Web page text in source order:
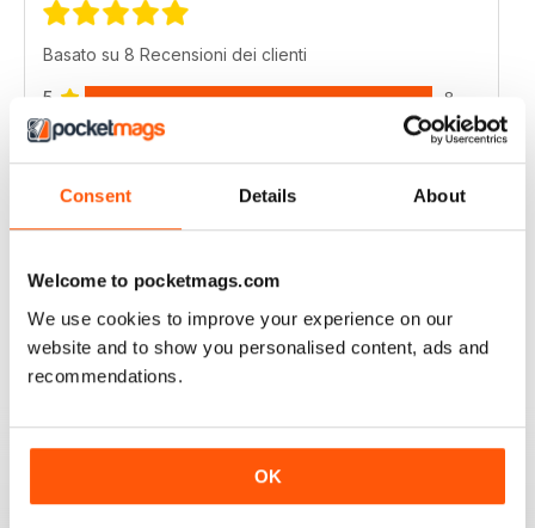
Consent Details About
Welcome to pocketmags.com
We use cookies to improve your experience on our
website and to show you personalised content, ads and
recommendations.
OK
Basato su 8 Recensioni dei clienti
5 8
4 0
VISUALIZZA LE RECENSIONI
PRAIRIES NORTH REVIEW
Loved this mag when I was based in Canada and loved